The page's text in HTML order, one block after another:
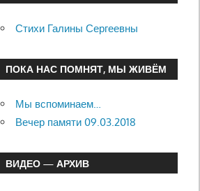
Стихи Галины Сергеевны
ПОКА НАС ПОМНЯТ, МЫ ЖИВЁМ
Мы вспоминаем…
Вечер памяти 09.03.2018
ВИДЕО — АРХИВ